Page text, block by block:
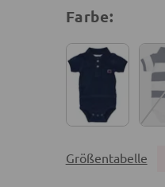
Farbe:
Größentabelle